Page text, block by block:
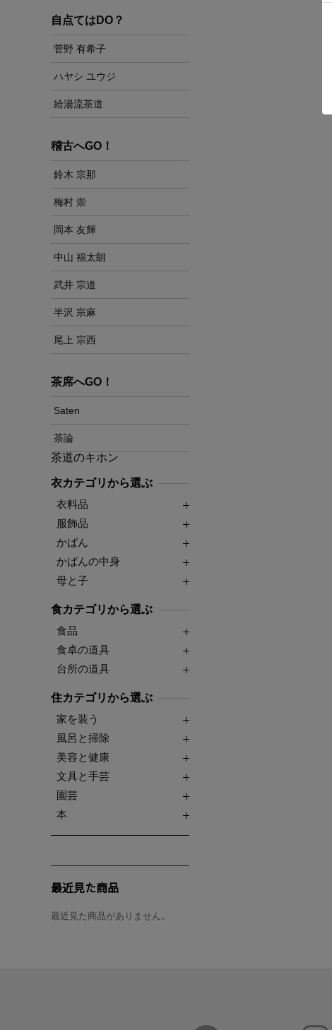
自点てはDO？
菅野 有希子
ハヤシ ユウジ
給湯流茶道
稽古へGO！
鈴木 宗那
梅村 崇
岡本 友輝
中山 福太朗
武井 宗道
半沢 宗麻
尾上 宗西
茶席へGO！
Saten
茶論
茶道のキホン
衣カテゴリから選ぶ
衣料品
服飾品
かばん
かばんの中身
母と子
食カテゴリから選ぶ
食品
食卓の道具
台所の道具
住カテゴリから選ぶ
家を装う
風呂と掃除
美容と健康
文具と手芸
園芸
本
最近見た商品
最近見た商品がありません。